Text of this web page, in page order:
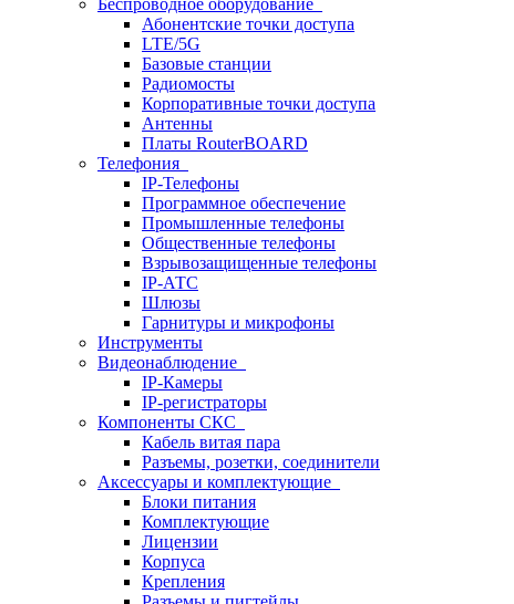
Беспроводное оборудование
Абонентские точки доступа
LTE/5G
Базовые станции
Радиомосты
Корпоративные точки доступа
Антенны
Платы RouterBOARD
Телефония
IP-Телефоны
Программное обеспечение
Промышленные телефоны
Общественные телефоны
Взрывозащищенные телефоны
IP-АТС
Шлюзы
Гарнитуры и микрофоны
Инструменты
Видеонаблюдение
IP-Камеры
IP-регистраторы
Компоненты СКС
Кабель витая пара
Разъемы, розетки, соединители
Аксессуары и комплектующие
Блоки питания
Комплектующие
Лицензии
Корпуса
Крепления